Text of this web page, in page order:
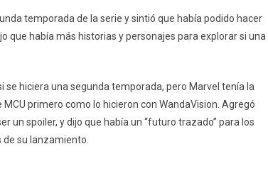
temporada de la serie y sintió que había podido hacer
que había más historias y personajes para explorar si una
se hiciera una segunda temporada, pero Marvel tenía la
primero como lo hicieron con WandaVision. Agregó
un spoiler, y dijo que había un “futuro trazado” para los
su lanzamiento.